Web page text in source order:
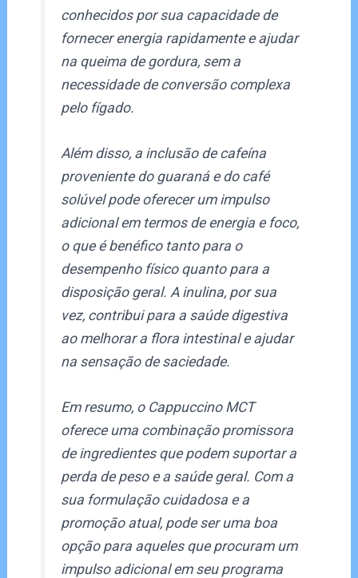
conhecidos por sua capacidade de
fornecer energia rapidamente e ajudar
na queima de gordura, sem a
necessidade de conversão complexa
pelo fígado.
Além disso, a inclusão de cafeína
proveniente do guaraná e do café
solúvel pode oferecer um impulso
adicional em termos de energia e foco,
o que é benéfico tanto para o
desempenho físico quanto para a
disposição geral. A inulina, por sua
vez, contribui para a saúde digestiva
ao melhorar a flora intestinal e ajudar
na sensação de saciedade.
Em resumo, o Cappuccino MCT
oferece uma combinação promissora
de ingredientes que podem suportar a
perda de peso e a saúde geral. Com a
sua formulação cuidadosa e a
promoção atual, pode ser uma boa
opção para aqueles que procuram um
impulso adicional em seu programa